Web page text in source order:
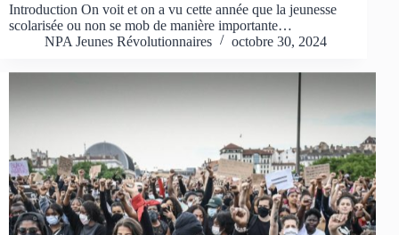
Introduction On voit et on a vu cette année que la jeunesse
scolarisée ou non se mob de manière importante…
NPA Jeunes Révolutionnaires
octobre 30, 2024